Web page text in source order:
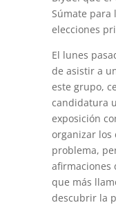
Súmate para
elecciones
El lunes
de asistir a
este grupo,
candidatura
exposición
organizar los
problema,
afirmaciones
que más
descubrir la